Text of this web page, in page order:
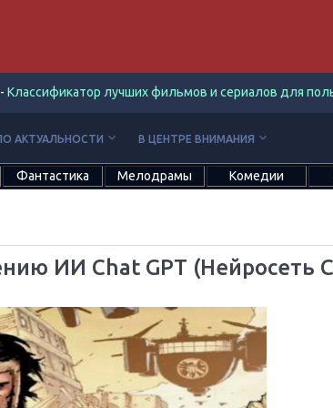
- Классификатор лучших фильмов и сериалов для
АКТУАЛЬНОСТИ keyboard_arrow_down В ЦЕНТРЕ ВНИМАНИЯ keyboard_arrow_down
Фантастика Мелодрамы Комедии
ИИ Chat GPT (Нейросеть